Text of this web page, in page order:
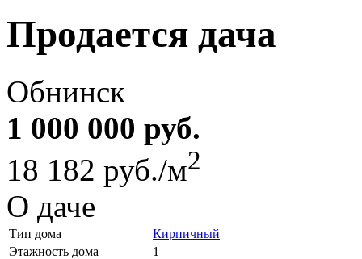
Продается дача
Обнинск
1 000 000 руб.
18 182 руб./м2
О даче
Тип дома
Кирпичный
Этажность дома
1